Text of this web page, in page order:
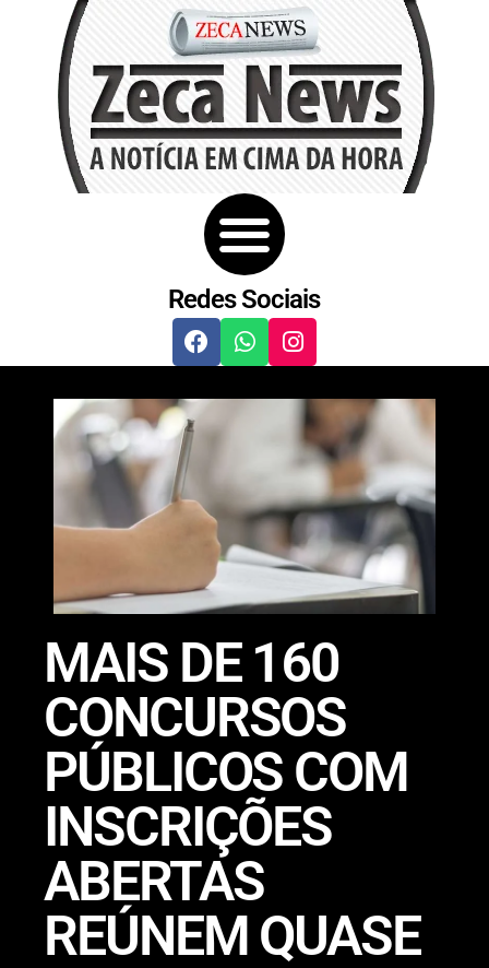
Redes Sociais
MAIS DE 160
CONCURSOS
PÚBLICOS COM
INSCRIÇÕES
ABERTAS
REÚNEM QUASE